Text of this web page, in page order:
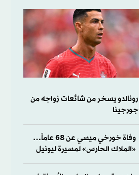
رونالدو يسخر من شائعات زواجه من
جورجينا
وفاة خورخي ميسي عن 68 عاماً…
«الملاك الحارس» لمسيرة ليونيل